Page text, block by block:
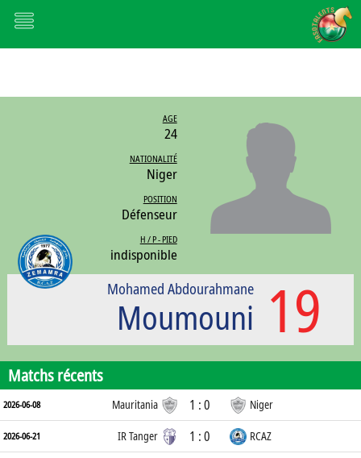
AGE
24
NATIONALITÉ
Niger
POSITION
Défenseur
H / P - PIED
indisponible
19
Mohamed Abdourahmane
Moumouni
Matchs récents
2026-06-08 Mauritania 1 : 0 Niger
2026-06-21 IR Tanger 1 : 0 RCAZ